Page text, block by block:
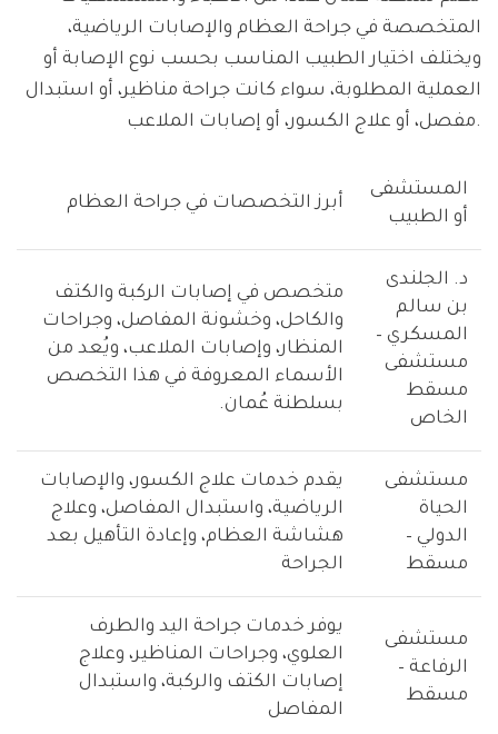
المتخصصة في جراحة العظام والإصابات الرياضية،
ويختلف اختيار الطبيب المناسب بحسب نوع الإصابة أو
العملية المطلوبة، سواء كانت جراحة مناظير، أو استبدال
مفصل، أو علاج الكسور، أو إصابات الملاعب.
المستشفى
أو الطبيب
أبرز التخصصات في جراحة العظام
د. الجلندى
بن سالم
المسكري –
مستشفى
مسقط
الخاص
متخصص في إصابات الركبة والكتف
والكاحل، وخشونة المفاصل، وجراحات
المنظار، وإصابات الملاعب، ويُعد من
الأسماء المعروفة في هذا التخصص
بسلطنة عُمان.
مستشفى
الحياة
الدولي –
مسقط
يقدم خدمات علاج الكسور، والإصابات
الرياضية، واستبدال المفاصل، وعلاج
هشاشة العظام، وإعادة التأهيل بعد
الجراحة
مستشفى
الرفاعة –
مسقط
يوفر خدمات جراحة اليد والطرف
العلوي، وجراحات المناظير، وعلاج
إصابات الكتف والركبة، واستبدال
المفاصل